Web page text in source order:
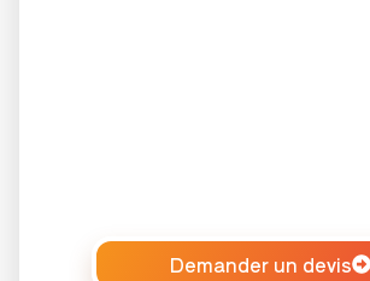
Demander un devis